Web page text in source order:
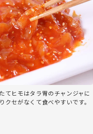
てヒモはタラ胃のチャンジャに
クセがなくて食べやすいです。